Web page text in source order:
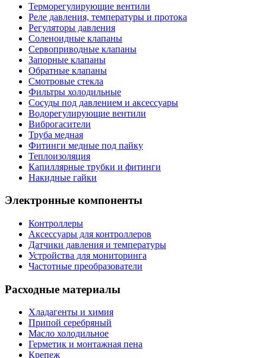
Терморегулирующие вентили
Реле давления, температуры и протока
Регуляторы давления
Соленоидные клапаны
Сервоприводные клапаны
Запорные клапаны
Обратные клапаны
Смотровые стекла
Фильтры холодильные
Сосуды под давлением и аксессуары
Водорегулирующие вентили
Виброгасители
Труба медная
Фитинги медные под пайку
Теплоизоляция
Капиллярные трубки и фитинги
Накидные гайки
Электронные компоненты
Контроллеры
Аксессуары для контроллеров
Датчики давления и температуры
Устройства для мониторинга
Частотные преобразователи
Расходные материалы
Хладагенты и химия
Припой серебряный
Масло холодильное
Герметик и монтажная пена
Крепеж